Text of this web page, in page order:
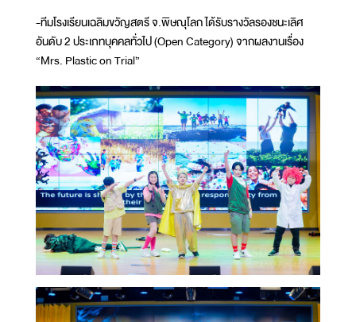
-ทีมโรงเรียนเฉลิมขวัญสตรี จ.พิษณุโลก ได้รับรางวัลรองชนะเลิศ
อันดับ 2 ประเภทบุคคลทั่วไป (Open Category) จากผลงานเรื่อง
“Mrs. Plastic on Trial”